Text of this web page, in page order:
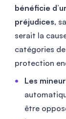
bénéficie
préjudices,
serait la
catégories
protection
Les
être